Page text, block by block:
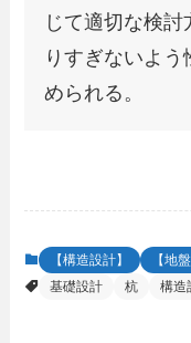
じて適切な検
りすぎないよ
められる。
【構造設計】
【地
基礎設計
杭 構造